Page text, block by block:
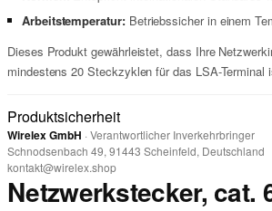
Arbeitstemperatur:Betriebssicher in einem
Dieses Produkt gewährleistet, dass Ihre
mindestens 20 Steckzyklen für das LSA-
Produktsicherheit
Wirelex GmbH · Verantwortlicher Inverkehrbringer
Schnodsenbach 49, 91443 Scheinfeld, Deutschland
kontakt@wirelex.shop
Netzwerkstecker, cat.